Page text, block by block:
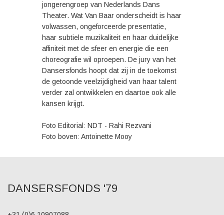
jongerengroep van Nederlands Dans
Theater. Wat Van Baar onderscheidt is haar
volwassen, ongeforceerde presentatie,
haar subtiele muzikaliteit en haar duidelijke
affiniteit met de sfeer en energie die een
choreografie wil oproepen. De jury van het
Dansersfonds hoopt dat zij in de toekomst
de getoonde veelzijdigheid van haar talent
verder zal ontwikkelen en daartoe ook alle
kansen krijgt.
Foto Editorial: NDT - Rahi Rezvani
Foto boven: Antoinette Mooy
DANSERSFONDS '79